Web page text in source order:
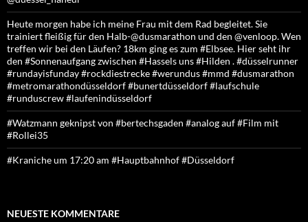
Heute morgen habe ich meine Frau mit dem Rad begleitet. Sie
trainiert fleißig für den Halb-@dusmarathon und den @venloop. Wen
treffen wir bei den Läufen? 18km ging es zum #Elbsee. Hier seht ihr
den #Sonnenaufgang zwischen #Hassels uns #Hilden . #düsselrunner
#rundayisfunday #rockdiestrecke #werundus #mmd #dusmarathon
#metromarathondüsseldorf #bunertdüsseldorf #laufschule
#runduscrew #laufenindüsseldorf
#Watzmann geknipst von #bertechsgaden #analog auf #Film mit
#Rollei35
#Kraniche um 17:20 am #Hauptbahnhof #Düsseldorf
NEUESTE KOMMENTARE